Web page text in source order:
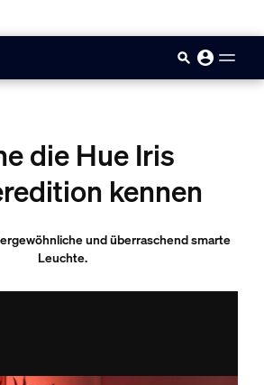
die Hue Iris
kennen
und überraschend smarte
Leuchte.